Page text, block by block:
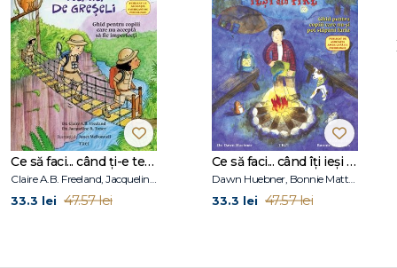
Ce să faci... când ți-e teamă de greșeli. Ghid pentru copiii care nu acceptă să fie imperfecți
33.3 lei 47.57 lei
Ce să faci... când îţi ieşi din fire. Ghid pentru copiii care nu-şi pot stăpâni furia
33.3 lei 47.57 lei